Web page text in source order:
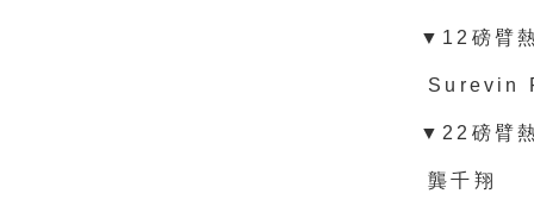
▼12磅臂
Surevin
▼22磅臂
龔千翔